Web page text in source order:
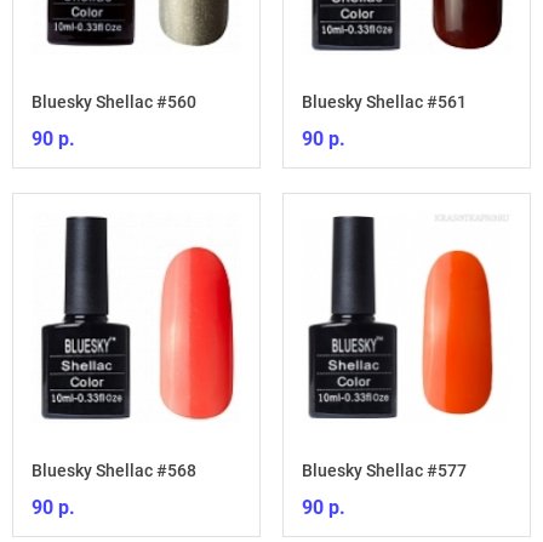
Bluesky Shellac #560
90 р.
Bluesky Shellac #561
90 р.
Bluesky Shellac #568
90 р.
Bluesky Shellac #577
90 р.